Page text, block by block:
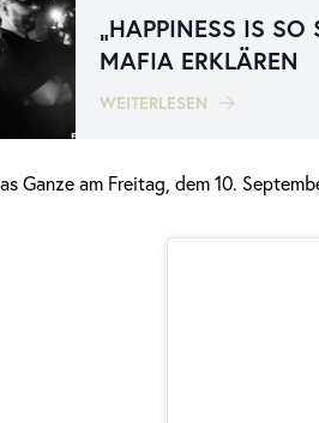
„HAPPINESS IS SO
MAFIA ERKLÄREN
WEITERLESEN
Ganze am Freitag, dem 10.